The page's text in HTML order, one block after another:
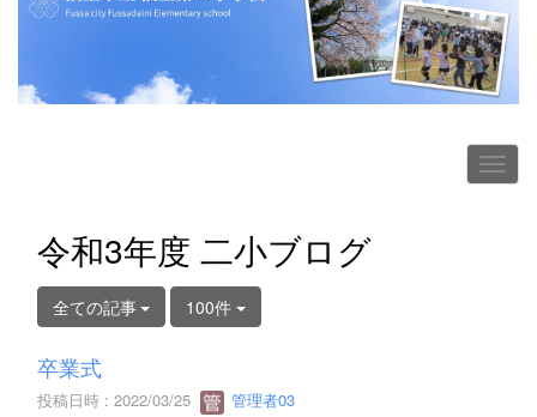
令和3年度 二小ブログ
全ての記事 100件
卒業式
投稿日時 : 2022/03/25 管理者03